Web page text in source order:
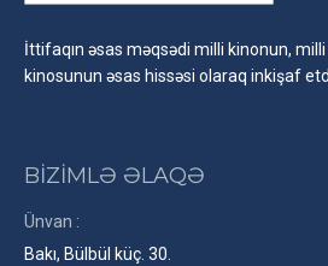
İttifaqın əsas məqsədi milli kinonun,
kinosunun əsas hissəsi olaraq inkişaf
BİZİMLƏ ƏLAQƏ
Ünvan :
Bakı, Bülbül küç. 30.